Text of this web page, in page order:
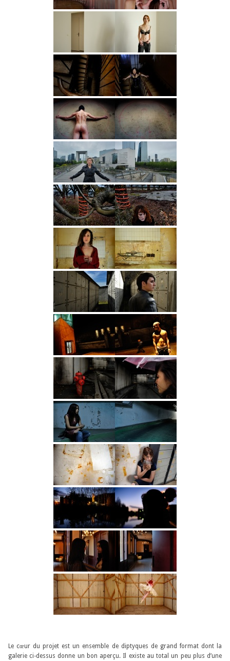
Le cœur du projet est un ensemble de diptyques de grand format dont la
galerie ci-dessus donne un bon aperçu. Il existe au total un peu plus d’une